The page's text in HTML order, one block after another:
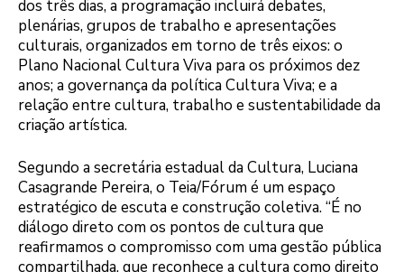
dos três dias, a programação incluirá debates,
plenárias, grupos de trabalho e apresentações
culturais, organizados em torno de três eixos: o
Plano Nacional Cultura Viva para os próximos dez
anos; a governança da política Cultura Viva; e a
relação entre cultura, trabalho e sustentabilidade da
criação artística.
Segundo a secretária estadual da Cultura, Luciana
Casagrande Pereira, o Teia/Fórum é um espaço
estratégico de escuta e construção coletiva. “É no
diálogo direto com os pontos de cultura que
reafirmamos o compromisso com uma gestão pública
compartilhada, que reconhece a cultura como direito